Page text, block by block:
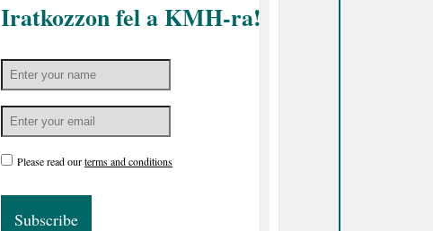
Iratkozzon fel a KMH-ra!
Please read ourterms and conditions